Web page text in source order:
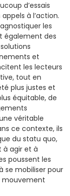
d’essais
à l’action.
les
également des
et
les lecteurs
tout en
plus justes et
équitable, de
véritable
ce contexte, ils
du statu quo,
à agir et à
poussent les
se mobiliser pour
mouvement